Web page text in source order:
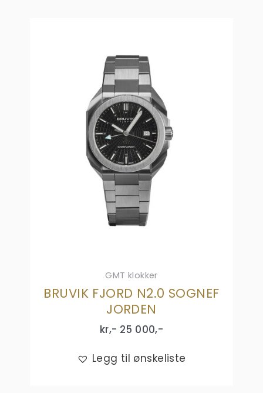
GMT klokker
BRUVIK FJORD N2.0 SOGNEF
JORDEN
kr,- 25 000,-
Legg til ønskeliste